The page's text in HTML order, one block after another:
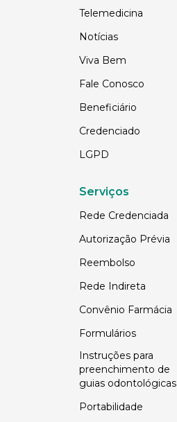
Telemedicina
Notícias
Viva Bem
Fale Conosco
Beneficiário
Credenciado
LGPD
Serviços
Rede Credenciada
Autorização Prévia
Reembolso
Rede Indireta
Convênio Farmácia
Formulários
Instruções para
preenchimento de
guias odontológicas
Portabilidade